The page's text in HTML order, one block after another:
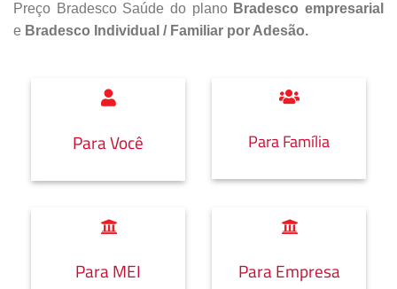
Preço Bradesco Saúde do plano Bradesco empresarial
e Bradesco Individual / Familiar por Adesão.
Para Você Para Família
Para MEI Para Empresa